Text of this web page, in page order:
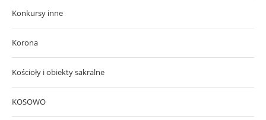
Konkursy inne
Korona
Kościoły i obiekty sakralne
KOSOWO